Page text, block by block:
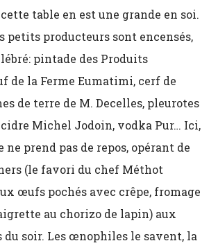
cette table en est une grande en soi.
petits producteurs sont encensés,
pintade des Produits
de la Ferme Eumatimi, cerf de
de terre de M. Decelles, pleurotes
cidre Michel Jodoin, vodka Pur… Ici,
prend pas de repos, opérant de
(le favori du chef Méthot
œufs pochés avec crêpe, fromage
au chorizo de lapin) aux
du soir. Les œnophiles le savent, la